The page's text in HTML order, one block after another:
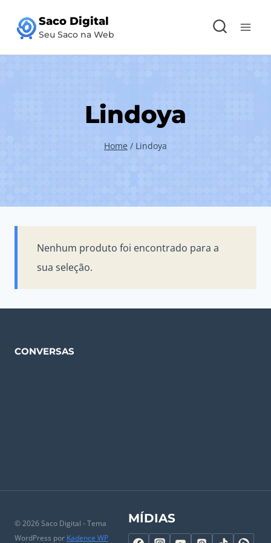
para
Saco Digital
Seu Saco na Web
Lindoya
Home / Lindoya
Nenhum produto foi encontrado para a
sua seleção.
CONVERSAS
© 2026 Saco Digital - Tema
WordPress por Kadence WP
MÍDIAS